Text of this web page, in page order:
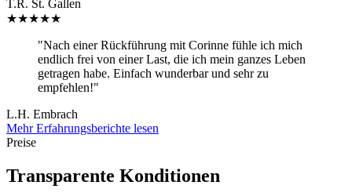
T.R. St. Gallen
★★★★★
"Nach einer Rückführung mit Corinne fühle ich mich
endlich frei von einer Last, die ich mein ganzes Leben
getragen habe. Einfach wunderbar und sehr zu
empfehlen!"
L.H. Embrach
Mehr Erfahrungsberichte lesen
Preise
Transparente Konditionen